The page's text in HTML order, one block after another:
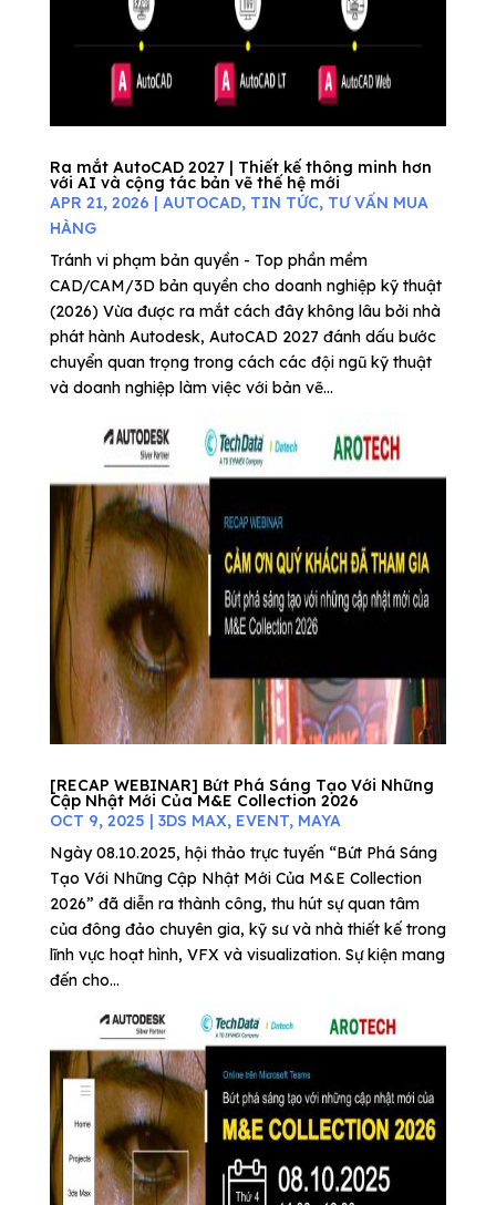
Ra mắt AutoCAD 2027 | Thiết kế thông minh hơn
với AI và cộng tác bản vẽ thế hệ mới
APR 21, 2026 | AUTOCAD, TIN TỨC, TƯ VẤN MUA
HÀNG
Tránh vi phạm bản quyền - Top phần mềm
CAD/CAM/3D bản quyền cho doanh nghiệp kỹ thuật
(2026) Vừa được ra mắt cách đây không lâu bởi nhà
phát hành Autodesk, AutoCAD 2027 đánh dấu bước
chuyển quan trọng trong cách các đội ngũ kỹ thuật
và doanh nghiệp làm việc với bản vẽ...
[RECAP WEBINAR] Bứt Phá Sáng Tạo Với Những
Cập Nhật Mới Của M&E Collection 2026
OCT 9, 2025 | 3DS MAX, EVENT, MAYA
Ngày 08.10.2025, hội thảo trực tuyến “Bứt Phá Sáng
Tạo Với Những Cập Nhật Mới Của M&E Collection
2026” đã diễn ra thành công, thu hút sự quan tâm
của đông đảo chuyên gia, kỹ sư và nhà thiết kế trong
lĩnh vực hoạt hình, VFX và visualization. Sự kiện mang
đến cho...